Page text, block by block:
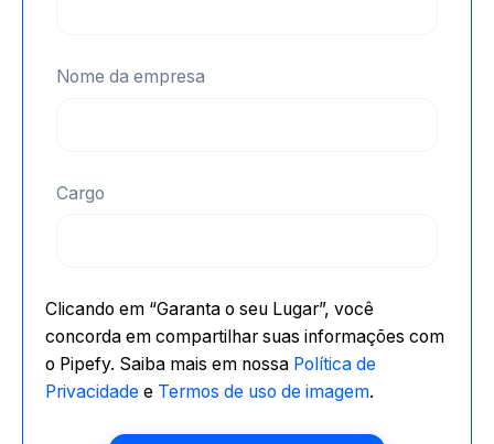
Nome da empresa
Cargo
Clicando em “Garanta o seu Lugar”, você
concorda em compartilhar suas informações com
o Pipefy. Saiba mais em nossa Política de
Privacidade e Termos de uso de imagem.